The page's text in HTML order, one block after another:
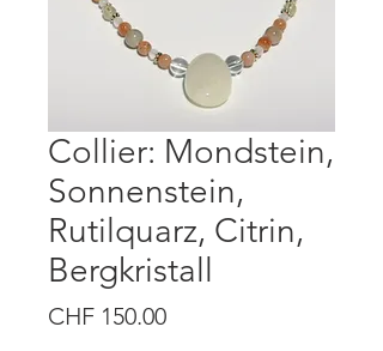
Collier: Mondstein,
Sonnenstein,
Rutilquarz, Citrin,
Bergkristall
CHF 150.00Preis